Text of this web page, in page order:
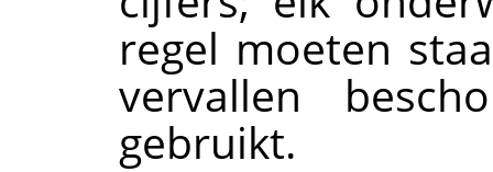
regel moeten
vervallen
gebruikt.